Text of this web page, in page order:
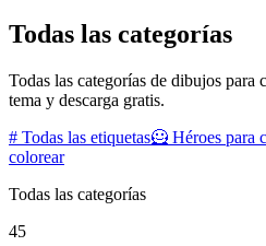
Todas las categorías
Todas las categorías de dibujos para
tema y descarga gratis.
# Todas las etiquetas🦸 Héroes para
colorear
Todas las categorías
45